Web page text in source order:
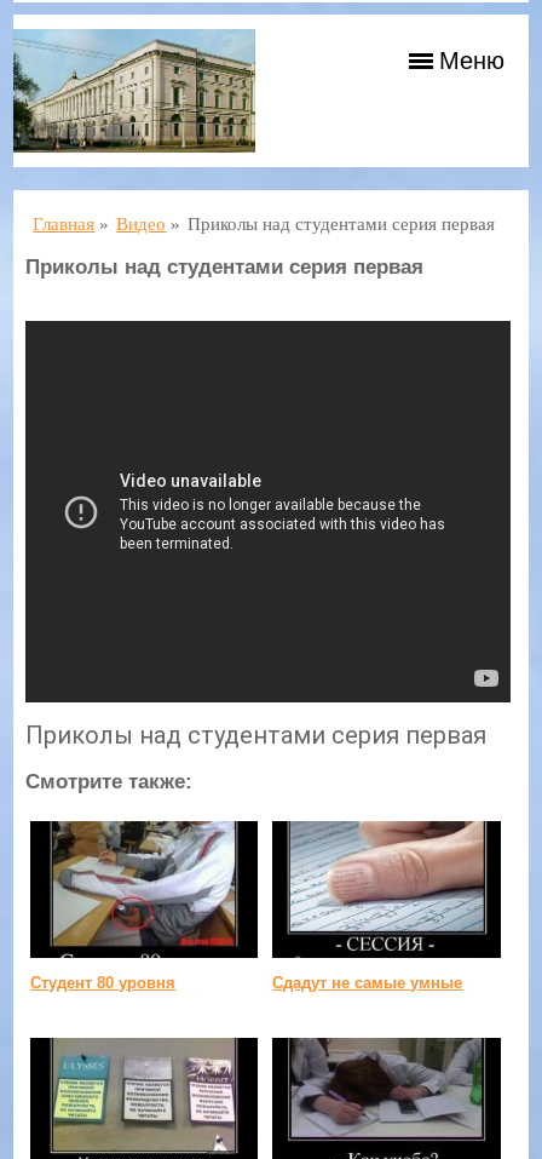
Меню
Главная » Видео » Приколы над студентами серия первая
Приколы над студентами серия первая
Приколы над студентами серия первая
Смотрите также:
Студент 80 уровня Сдадут не самые умные